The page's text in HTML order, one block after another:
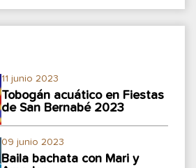
11 junio 2023
Tobogán acuático en Fiestas
de San Bernabé 2023
09 junio 2023
Baila bachata con Mari y